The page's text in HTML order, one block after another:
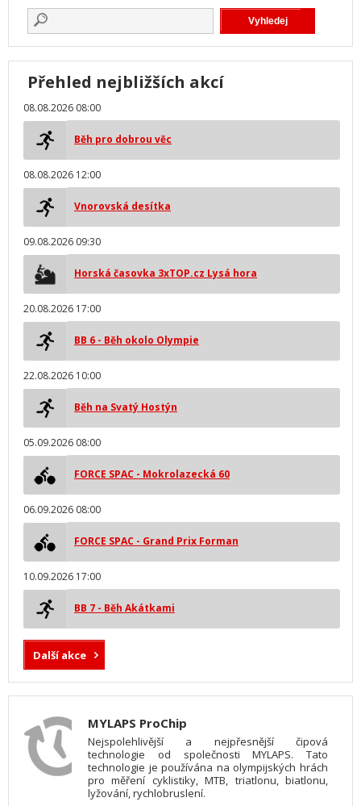
Přehled nejbližších akcí
08.08.2026 08:00
Běh pro dobrou věc
08.08.2026 12:00
Vnorovská desítka
09.08.2026 09:30
Horská časovka 3xTOP.cz Lysá hora
20.08.2026 17:00
BB 6 - Běh okolo Olympie
22.08.2026 10:00
Běh na Svatý Hostýn
05.09.2026 08:00
FORCE SPAC - Mokrolazecká 60
06.09.2026 08:00
FORCE SPAC - Grand Prix Forman
10.09.2026 17:00
BB 7 - Běh Akátkami
Další akce
MYLAPS ProChip
Nejspolehlivější a nejpřesnější čipová
technologie od společnosti MYLAPS. Tato
technologie je používána na olympijských hrách
pro měření cyklistiky, MTB, triatlonu, biatlonu,
lyžování, rychlobruslení.